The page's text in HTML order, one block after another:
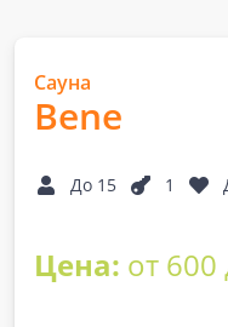
Сауна
Bene
До 15 1
Цена: от